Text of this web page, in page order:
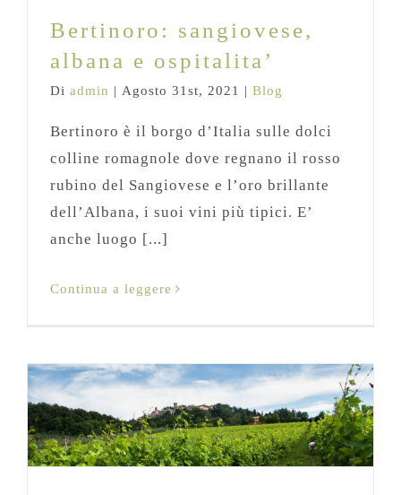
Bertinoro: sangiovese,
albana e ospitalita’
Di admin | Agosto 31st, 2021 | Blog
Bertinoro è il borgo d’Italia sulle dolci
colline romagnole dove regnano il rosso
rubino del Sangiovese e l’oro brillante
dell’Albana, i suoi vini più tipici. E’
anche luogo [...]
Continua a leggere
Cantina celli vini Bertinoro : gli italiani
amano visitare vigne e cantine